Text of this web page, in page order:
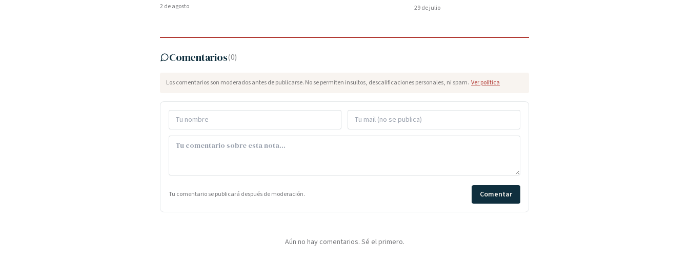
2 de agosto 29 de julio
Comentarios(0)
Los comentarios son moderados antes de publicarse. No se permiten insultos, descalificaciones personales, ni spam. Ver política
Tu comentario se publicará después de moderación. Comentar
Aún no hay comentarios. Sé el primero.